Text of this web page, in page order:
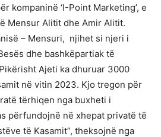
kompaninë ‘I-Point Marketing’, e
Mensur Alitit dhe Amir Alitit.
– Mensuri, njihet si njeri i
dhe bashkëpartiak të
Ajeti ka dhuruar 3000
në vitin 2023. Kjo tregon për
tërhiqen nga buxheti i
përfundojnë në xhepat privatë të
të Kasamit”, theksojnë nga